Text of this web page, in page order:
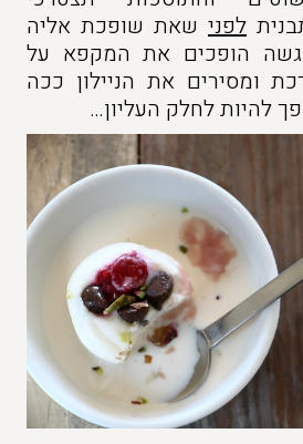
לפני שאת שופכת אליה
הופכים את המקפא על
ומסירים את הניילון ככה
להיות לחלק העליון…